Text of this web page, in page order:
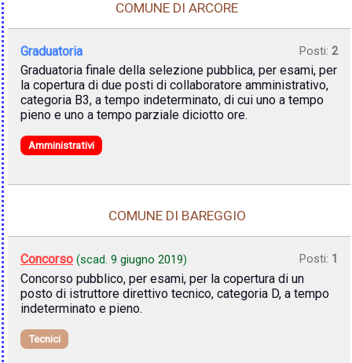
COMUNE DI ARCORE
Graduatoria Posti: 2
Graduatoria finale della selezione pubblica, per esami, per
la copertura di due posti di collaboratore amministrativo,
categoria B3, a tempo indeterminato, di cui uno a tempo
pieno e uno a tempo parziale diciotto ore.
Amministrativi
COMUNE DI BAREGGIO
Concorso (scad. 9 giugno 2019) Posti: 1
Concorso pubblico, per esami, per la copertura di un
posto di istruttore direttivo tecnico, categoria D, a tempo
indeterminato e pieno.
Tecnici